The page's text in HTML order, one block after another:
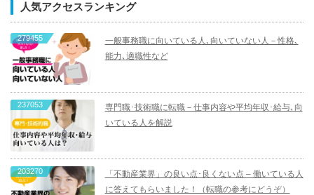
人気アクセスランキング
279455
一般事務職に向いている人､向いていない人－性格､
能力､適職性など
237053
専門職･技術職に転職－仕事内容や平均年収･給与､向
いている人を解説
203270
「不動産業界」の良い点･良くない点 – 働いている人
に答えてもらいました！（転職の参考にどうぞ）